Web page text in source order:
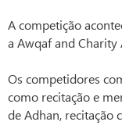
A competição
a Awqaf and
Os competidores
como recitação e
de Adhan, recitação